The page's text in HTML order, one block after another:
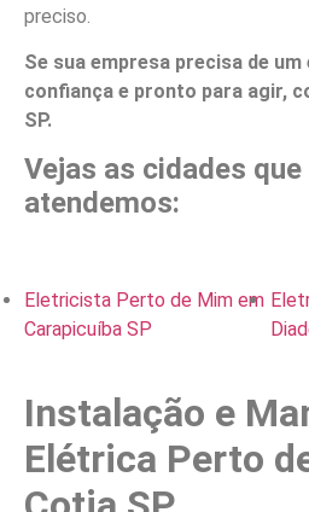
preciso.
Se sua empresa precisa de
confiança e pronto para agir,
SP.
Vejas as cidades
atendemos:
Eletricista Perto de Mim em
Carapicuíba SP
Instalação e
Elétrica Perto